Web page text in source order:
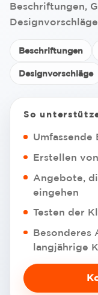
Beschriftungen,
Beschriftungen
Designvorschläge
So
Erstellen
Angebote,
eingehen
Testen der
Besonderes
langjährige